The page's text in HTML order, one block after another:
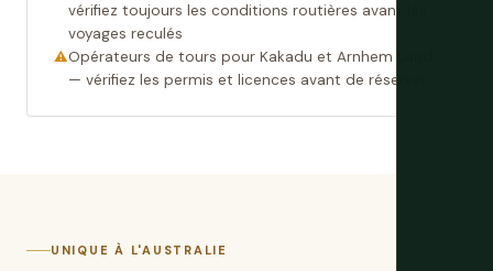
vérifiez toujours les conditions routières avant les
voyages reculés
Opérateurs de tours pour Kakadu et Arnhem Land
— vérifiez les permis et licences avant de réserver
UNIQUE À L'AUSTRALIE